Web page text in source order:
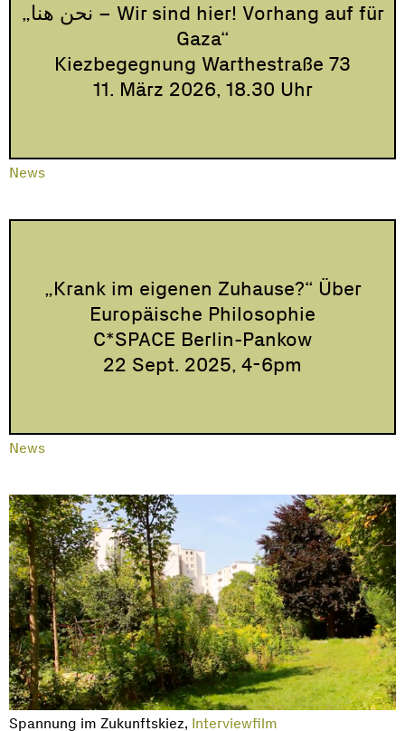
„نحن هنا – Wir sind hier! Vorhang auf für
Gaza“
Kiezbegegnung Warthestraße 73
11. März 2026, 18.30 Uhr
News
„Krank im eigenen Zuhause?“ Über
Europäische Philosophie
C*SPACE Berlin-Pankow
22 Sept. 2025, 4-6pm
News
Spannung im Zukunftskiez, Interviewfilm